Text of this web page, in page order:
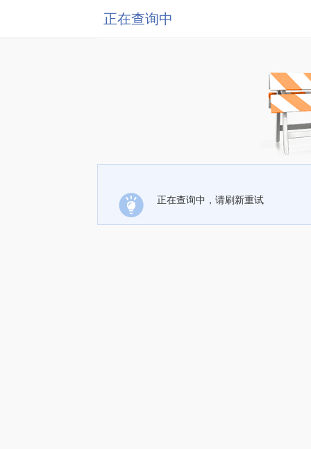
正在查询中
正在查询中，请刷新重试